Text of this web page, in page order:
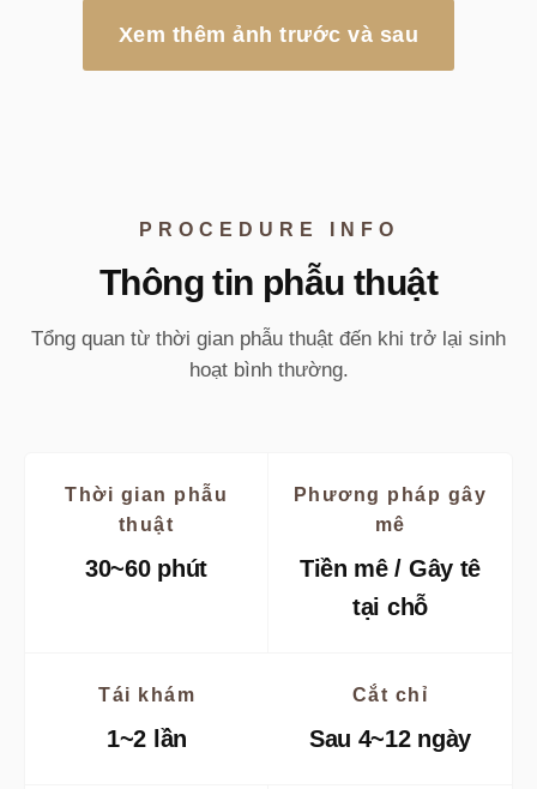
Xem thêm ảnh trước và sau
PROCEDURE INFO
Thông tin phẫu thuật
Tổng quan từ thời gian phẫu thuật đến khi trở lại sinh
hoạt bình thường.
Thời gian phẫu
thuật
30~60 phút
Phương pháp gây
mê
Tiền mê / Gây tê
tại chỗ
Tái khám
1~2 lần
Cắt chỉ
Sau 4~12 ngày